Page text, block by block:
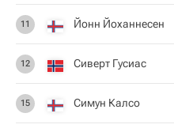
11 Йонн Йоханнесен
12 Сиверт Гусиас
15 Симун Калсо